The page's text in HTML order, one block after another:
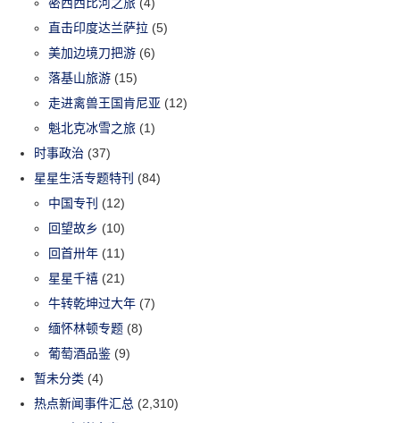
直击印度达兰萨拉 (5)
美加边境刀把游 (6)
落基山旅游 (15)
走进禽兽王国肯尼亚 (12)
魁北克冰雪之旅 (1)
时事政治 (37)
星星生活专题特刊 (84)
中国专刊 (12)
回望故乡 (10)
回首卅年 (11)
星星千禧 (21)
牛转乾坤过大年 (7)
缅怀林顿专题 (8)
葡萄酒品鉴 (9)
暂未分类 (4)
热点新闻事件汇总 (2,310)